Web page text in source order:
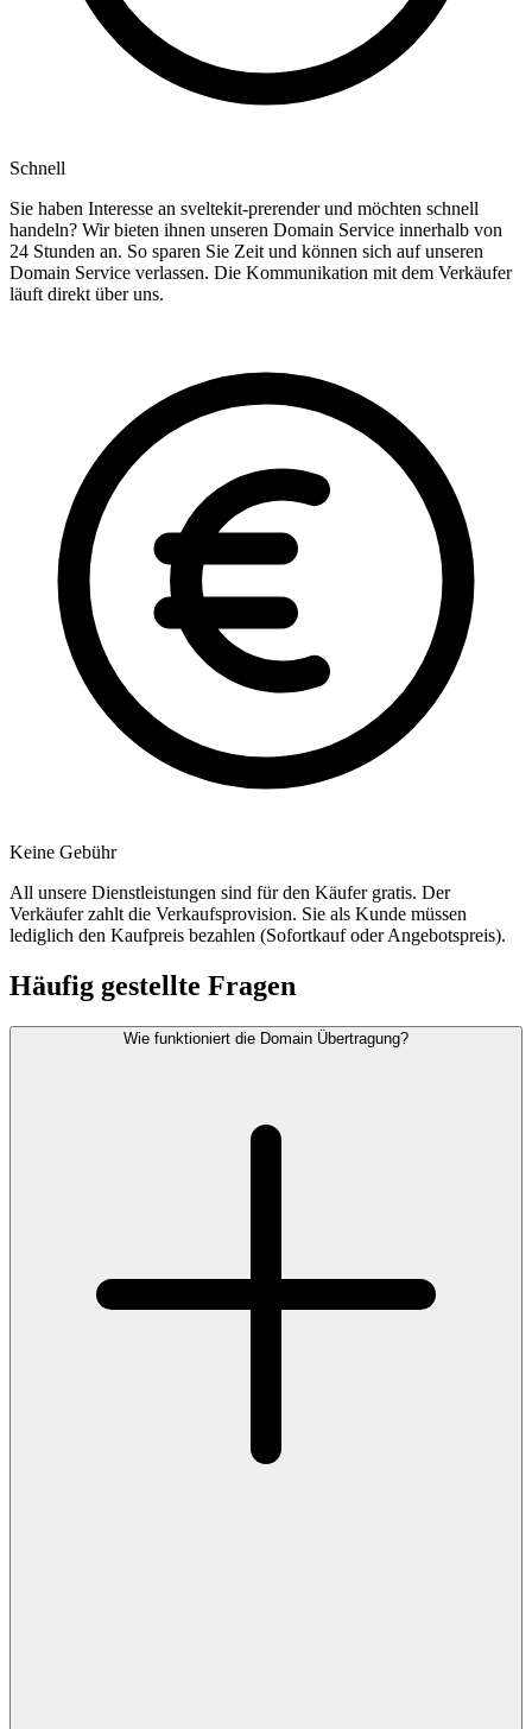
Schnell
Sie haben Interesse an sveltekit-prerender und möchten schnell
handeln? Wir bieten ihnen unseren Domain Service innerhalb von
24 Stunden an. So sparen Sie Zeit und können sich auf unseren
Domain Service verlassen. Die Kommunikation mit dem Verkäufer
läuft direkt über uns.
Keine Gebühr
All unsere Dienstleistungen sind für den Käufer gratis. Der
Verkäufer zahlt die Verkaufsprovision. Sie als Kunde müssen
lediglich den Kaufpreis bezahlen (Sofortkauf oder Angebotspreis).
Häufig gestellte Fragen
Wie funktioniert die Domain Übertragung?